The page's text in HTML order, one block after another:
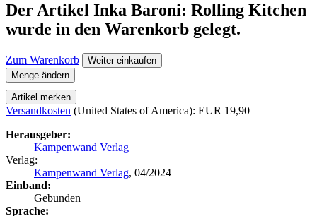
Der Artikel Inka Baroni: Rolling Kitchen
wurde in den Warenkorb gelegt.
Zum Warenkorb
Weiter einkaufen
Menge ändern
Artikel merken
Versandkosten (United States of America): EUR 19,90
Herausgeber:
Kampenwand Verlag
Verlag:
Kampenwand Verlag, 04/2024
Einband:
Gebunden
Sprache: